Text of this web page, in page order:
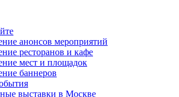
анонсов мероприятий
ресторанов и кафе
мест и площадок
баннеров
выставки в Москве